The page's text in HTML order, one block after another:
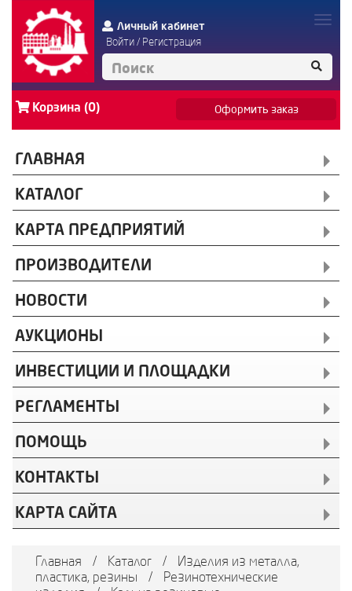
Личный кабинет
Войти/ Регистрация
Корзина (0) Оформить заказ
ГЛАВНАЯ
КАТАЛОГ
КАРТА ПРЕДПРИЯТИЙ
ПРОИЗВОДИТЕЛИ
НОВОСТИ
АУКЦИОНЫ
ИНВЕСТИЦИИ И ПЛОЩАДКИ
РЕГЛАМЕНТЫ
ПОМОЩЬ
КОНТАКТЫ
КАРТА САЙТА
Главная / Каталог /
Изделия из металла,
пластика, резины
/
Резинотехнические